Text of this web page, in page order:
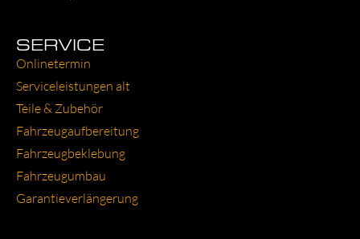
SERVICE
Online­ter­min
Ser­vice­leis­tun­gen alt
Tei­le & Zube­hör
Fahr­zeug­auf­be­rei­tung
Fahr­zeug­be­kle­bung
Fahr­zeug­um­bau
Garantie­verlängerung